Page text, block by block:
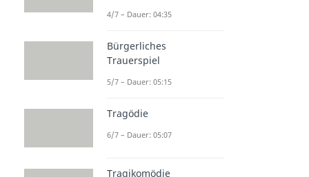
4/7 – Dauer: 04:35
Bürgerliches
Trauerspiel
5/7 – Dauer: 05:15
Tragödie
6/7 – Dauer: 05:07
Tragikomödie